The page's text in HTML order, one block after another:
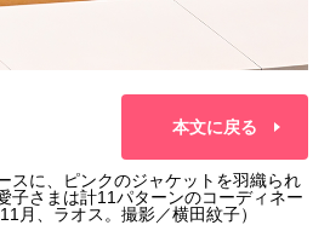
本文に戻る
スに、ピンクのジャケットを羽織られ
子さまは計11パターンのコーディネー
月、ラオス。撮影／横田紋子）